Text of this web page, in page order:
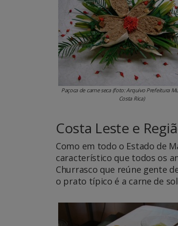
Paçoca de carne seca (foto: Arquivo Prefeitura
Costa Rica)
Costa Leste e
Como em todo o Estado de
característico que todos os
Churrasco que reúne gente
o prato típico é a carne de